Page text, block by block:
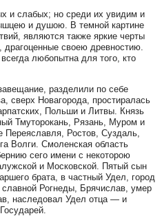
и слабых; но среди их увидим и
и душою. В темной картине
являются также яркие черты
драгоценные своею древностию.
любопытна для того, кто
разделили по себе
сверх Новагорода, простиралась
Польши и Литвы. Князь
Тмуторокань, Рязань, Муром и
Переяславля, Ростов, Суздаль,
Волги. Смоленская область
сего имени с некоторою
и Московской. Пятый сын
брата, в частный Удел, город
Рогнеды, Брячислав, умер
наследовал Удел отца — и